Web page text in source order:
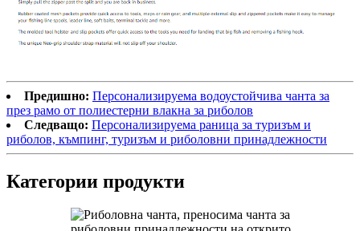
Предишно: Персонализируема водоустойчива чанта за
през рамо от полиестерни влакна за риболов
Следващо: Персонализируема раница за туризъм и
риболов, къмпинг, туризъм и риболовни принадлежности
Категории продукти